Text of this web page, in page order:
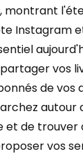
montrant
Instagram
vos
de vos
autour
et de trouver
vos